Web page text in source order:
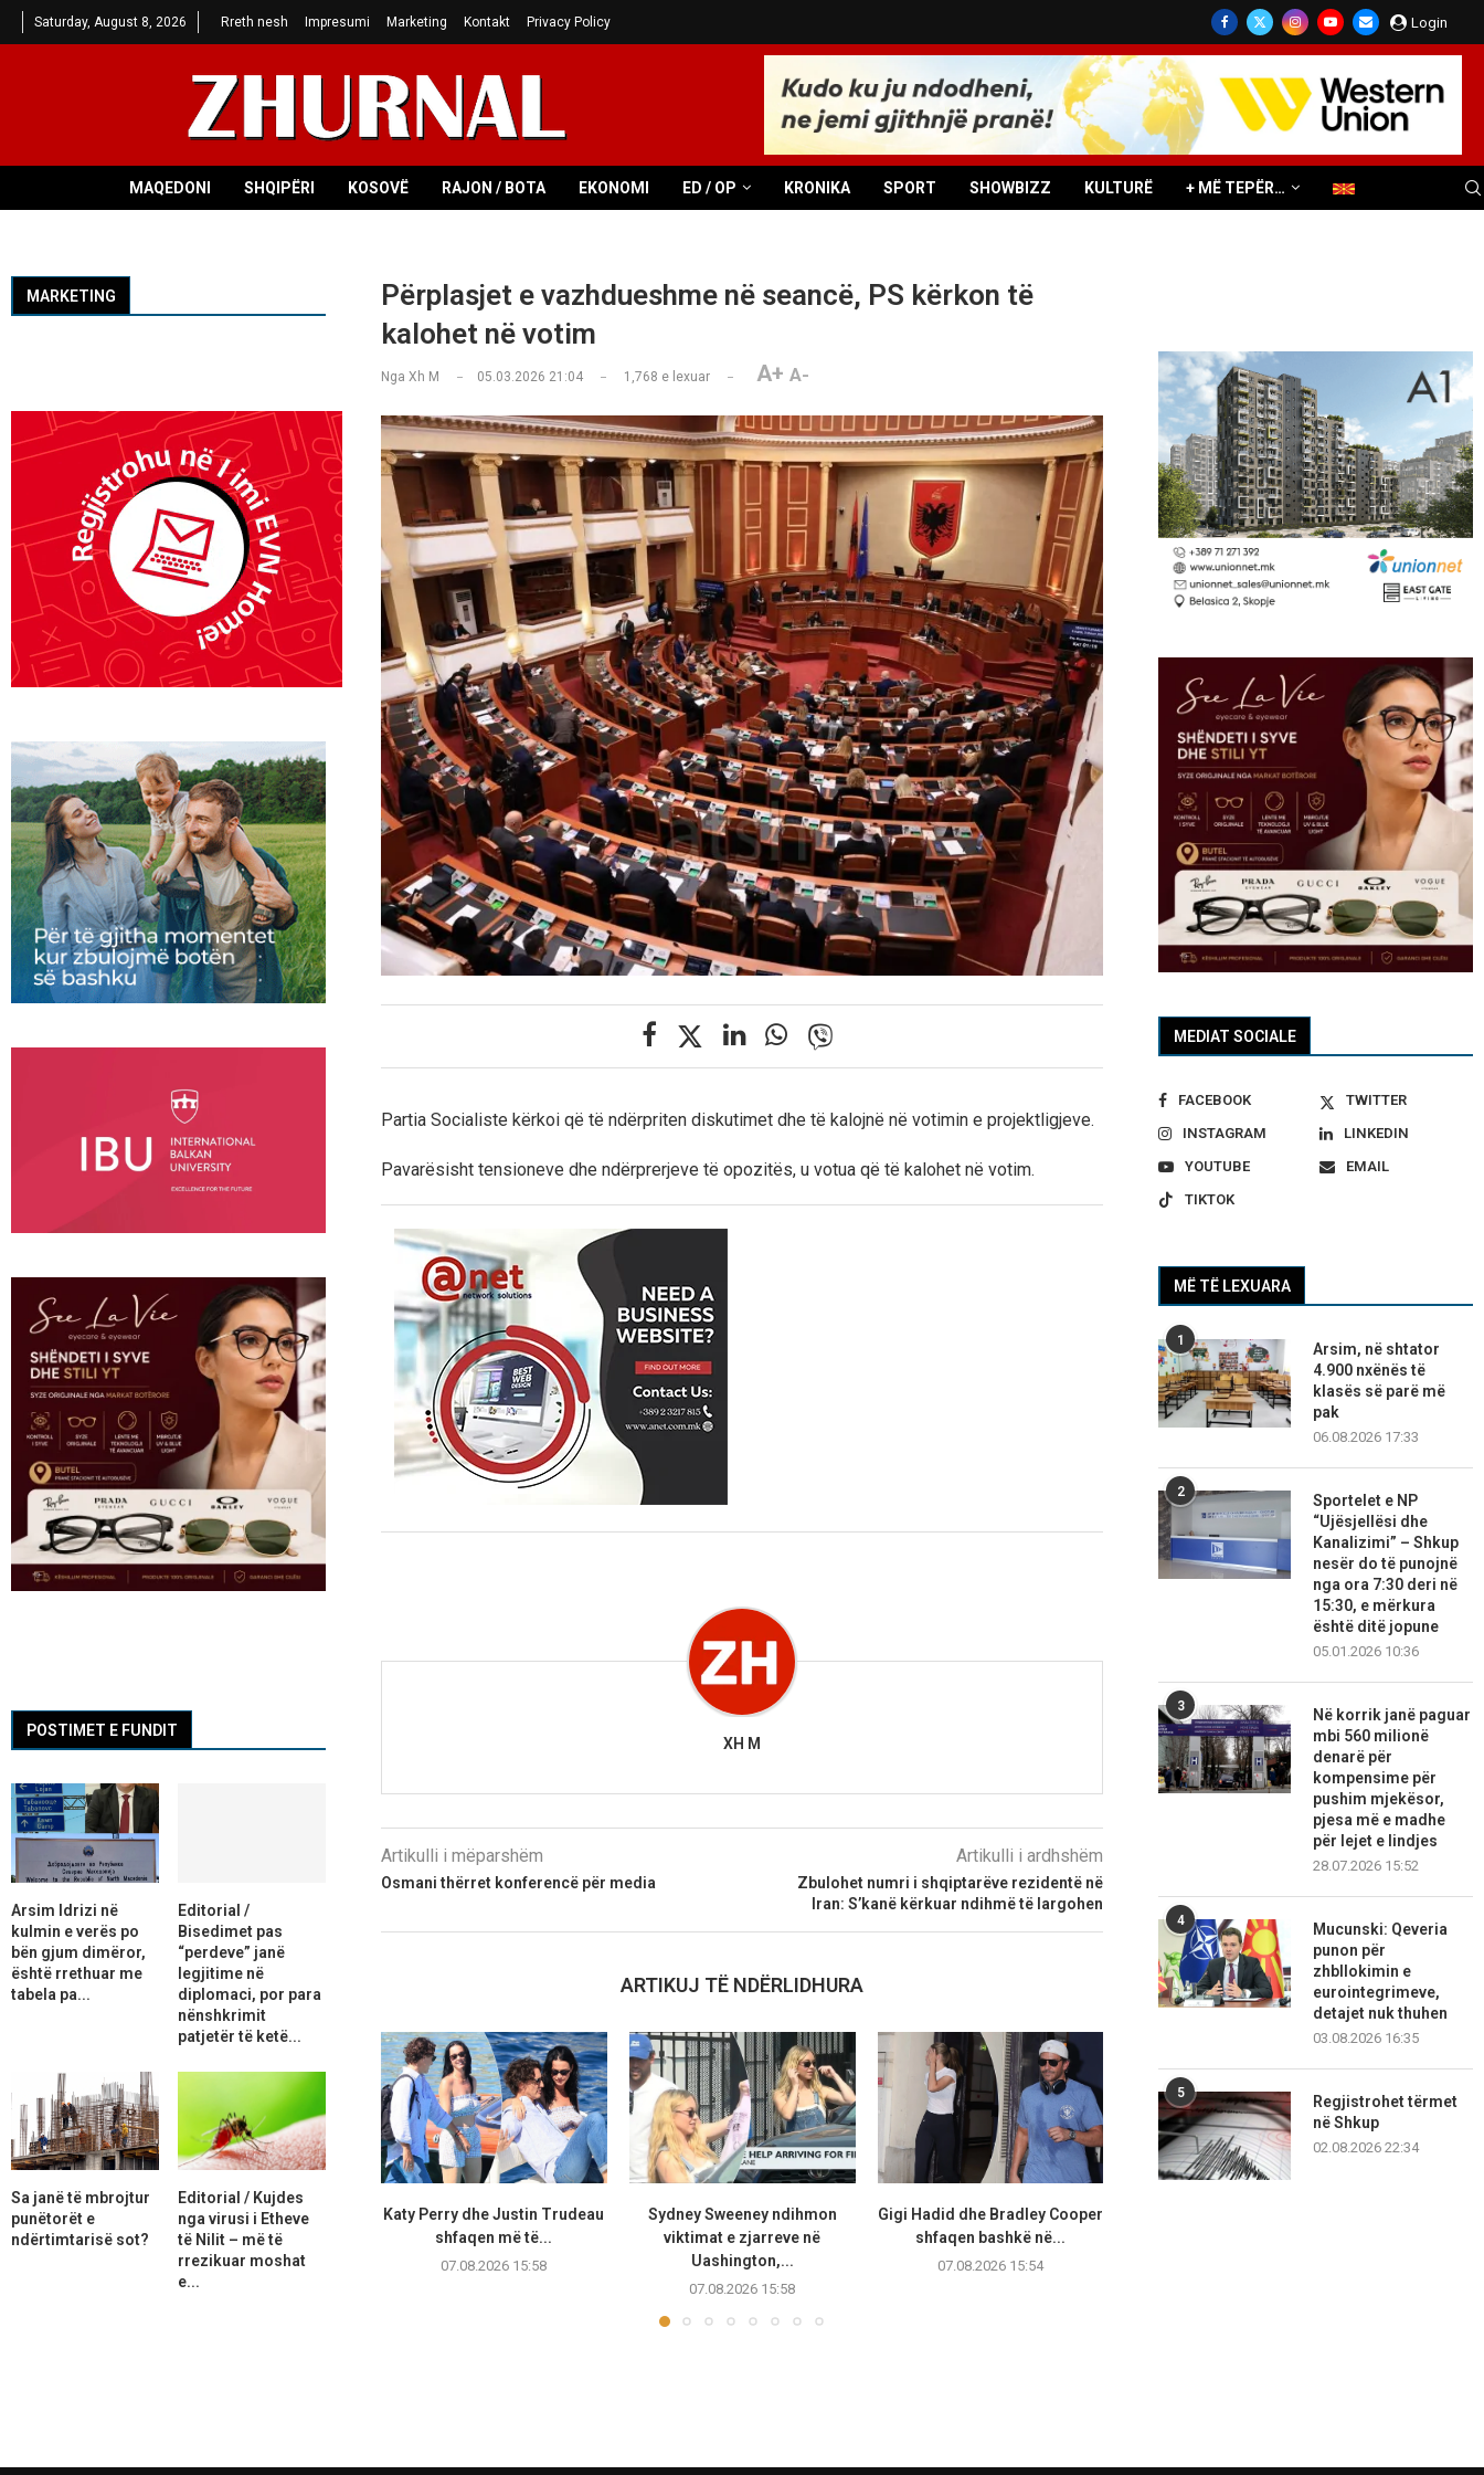
Saturday, August 8, 2026 Rreth nesh Impresumi Marketing Kontakt Privacy Policy Login
MAQEDONI SHQIPËRI KOSOVË RAJON / BOTA EKONOMI ED / OP KRONIKA SPORT SHOWBIZZ KULTURË + MË TEPËR…
Përplasjet e vazhdueshme në seancë, PS kërkon të
kalohet në votim
Nga Xh M 05.03.2026 21:04 1,768 e lexuar A+ A-
Partia Socialiste kërkoi që të ndërpriten diskutimet dhe të kalojnë në votimin e projektligjeve.
Pavarësisht tensioneve dhe ndërprerjeve të opozitës, u votua që të kalohet në votim.
XH M
Artikulli i mëparshëm
Osmani thërret konferencë për media
Artikulli i ardhshëm
Zbulohet numri i shqiptarëve rezidentë në
Iran: S’kanë kërkuar ndihmë të largohen
ARTIKUJ TË NDËRLIDHURA
Katy Perry dhe Justin Trudeau
shfaqen më të...
07.08.2026 15:58
Sydney Sweeney ndihmon
viktimat e zjarreve në
Uashington,...
07.08.2026 15:58
Gigi Hadid dhe Bradley Cooper
shfaqen bashkë në...
07.08.2026 15:54
MEDIAT SOCIALE
FACEBOOK
TWITTER
INSTAGRAM
LINKEDIN
YOUTUBE
EMAIL
TIKTOK
MË TË LEXUARA
1
Arsim, në shtator
4.900 nxënës të
klasës së parë më
pak
06.08.2026 17:33
2
Sportelet e NP
“Ujësjellësi dhe
Kanalizimi” – Shkup
nesër do të punojnë
nga ora 7:30 deri në
15:30, e mërkura
është ditë jopune
05.01.2026 10:36
3
Në korrik janë paguar
mbi 560 milionë
denarë për
kompensime për
pushim mjekësor,
pjesa më e madhe
për lejet e lindjes
28.07.2026 15:52
4
Mucunski: Qeveria
punon për
zhbllokimin e
eurointegrimeve,
detajet nuk thuhen
03.08.2026 16:35
5
Regjistrohet tërmet
në Shkup
02.08.2026 22:34
MARKETING
POSTIMET E FUNDIT
Arsim Idrizi në
kulmin e verës po
bën gjum dimëror,
është rrethuar me
tabela pa...
Editorial /
Bisedimet pas
“perdeve” janë
legjitime në
diplomaci, por para
nënshkrimit
patjetër të ketë...
Sa janë të mbrojtur
punëtorët e
ndërtimtarisë sot?
Editorial / Kujdes
nga virusi i Etheve
të Nilit – më të
rrezikuar moshat
e...